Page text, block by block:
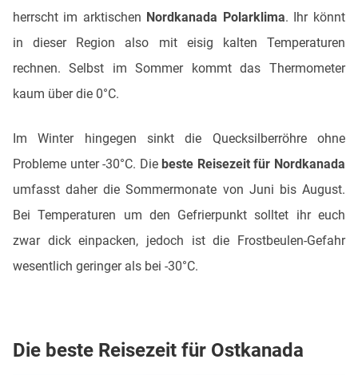
herrscht im arktischen Nordkanada Polarklima. Ihr könnt
in dieser Region also mit eisig kalten Temperaturen
rechnen. Selbst im Sommer kommt das Thermometer
kaum über die 0°C.
Im Winter hingegen sinkt die Quecksilberröhre ohne
Probleme unter -30°C. Diebeste Reisezeit für Nordkanada
umfasst daher die Sommermonate von Juni bis August.
Bei Temperaturen um den Gefrierpunkt solltet ihr euch
zwar dick einpacken, jedoch ist die Frostbeulen-Gefahr
wesentlich geringer als bei -30°C.
Die beste Reisezeit für Ostkanada